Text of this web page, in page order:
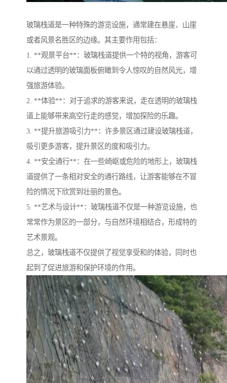
玻璃栈道是一种特殊的游览设施，通常建在悬崖、山崖
或者风景名胜区的边缘。其主要作用包括：
1. **观景平台**：玻璃栈道提供一个特的视角，游客可
以通过透明的玻璃面板俯瞰到令人惊叹的自然风光，增
强旅游体验。
2. **体验**：对于追求的游客来说，走在透明的玻璃栈
道上能够带来高空行走的感觉，增加探险的乐趣。
3. **提升旅游吸引力**：许多景区通过建设玻璃栈道，
吸引更多游客，提升景区的度和吸引力。
4. **安全通行**：在一些崎岖或危险的地形上，玻璃栈
道提供了一条相对安全的通行路线，让游客能够在不冒
险的情况下欣赏到壮丽的景色。
5. **艺术与设计**：玻璃栈道不仅是一种游览设施，也
常常作为景区的一部分，与自然环境相结合，形成特的
艺术景观。
总之，玻璃栈道不仅提供了视觉享受和的体验，同时也
起到了促进旅游和保护环境的作用。